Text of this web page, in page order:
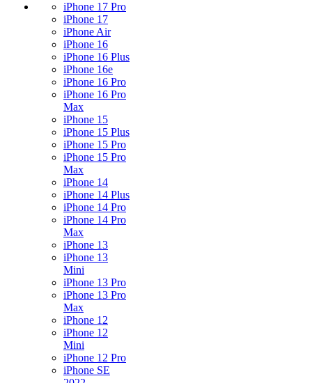
iPhone 17 Pro
iPhone 17
iPhone Air
iPhone 16
iPhone 16 Plus
iPhone 16e
iPhone 16 Pro
iPhone 16 Pro
Max
iPhone 15
iPhone 15 Plus
iPhone 15 Pro
iPhone 15 Pro
Max
iPhone 14
iPhone 14 Plus
iPhone 14 Pro
iPhone 14 Pro
Max
iPhone 13
iPhone 13
Mini
iPhone 13 Pro
iPhone 13 Pro
Max
iPhone 12
iPhone 12
Mini
iPhone 12 Pro
iPhone SE